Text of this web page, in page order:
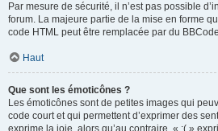
Par mesure de sécurité, il n’est pas possible
forum. La majeure partie de la mise en forme
code HTML peut être remplacée par du
Haut
Que sont les émoticônes ?
Les émoticônes sont de petites images qui
code court et qui permettent d’exprimer des
exprime la joie, alors qu’au contraire, « :( »